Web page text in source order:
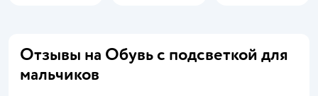
Отзывы на Обувь с подсветкой для
мальчиков